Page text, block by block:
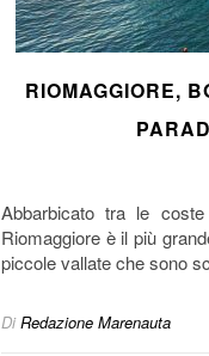
RIOMAGGIORE,
Abbarbicato tra le
Riomaggiore è il più
piccole vallate che sono
Di Redazione Marenauta